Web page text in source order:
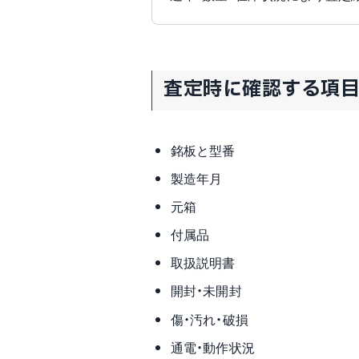
査定時に確認する項目
銘板と型番
製造年月
元箱
付属品
取扱説明書
開封・未開封
傷・汚れ・破損
通電・動作状況